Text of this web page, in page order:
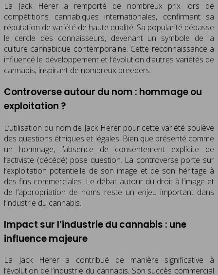
La Jack Herer a remporté de nombreux prix lors de
compétitions cannabiques internationales, confirmant sa
réputation de variété de haute qualité. Sa popularité dépasse
le cercle des connaisseurs, devenant un symbole de la
culture cannabique contemporaine. Cette reconnaissance a
influencé le développement et l’évolution d’autres variétés de
cannabis, inspirant de nombreux breeders.
Controverse autour du nom : hommage ou
exploitation ?
L’utilisation du nom de Jack Herer pour cette variété soulève
des questions éthiques et légales. Bien que présenté comme
un hommage, l’absence de consentement explicite de
l’activiste (décédé) pose question. La controverse porte sur
l’exploitation potentielle de son image et de son héritage à
des fins commerciales. Le débat autour du droit à l’image et
de l’appropriation de noms reste un enjeu important dans
l’industrie du cannabis.
Impact sur l’industrie du cannabis : une
influence majeure
La Jack Herer a contribué de manière significative à
l’évolution de l’industrie du cannabis. Son succès commercial